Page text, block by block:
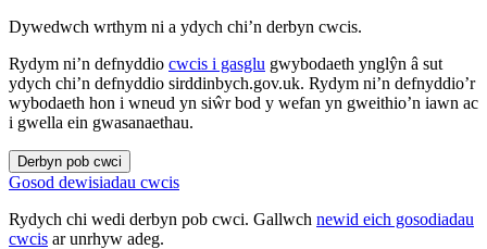
Dywedwch wrthym ni a ydych chi’n derbyn cwcis.
Rydym ni’n defnyddio cwcis i gasglu gwybodaeth ynglŷn â sut
ydych chi’n defnyddio sirddinbych.gov.uk. Rydym ni’n defnyddio’r
wybodaeth hon i wneud yn siŵr bod y wefan yn gweithio’n iawn ac
i gwella ein gwasanaethau.
Derbyn pob cwci
Gosod dewisiadau cwcis
Rydych chi wedi derbyn pob cwci. Gallwch newid eich gosodiadau
cwcis ar unrhyw adeg.